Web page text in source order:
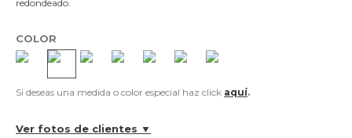
redondeado.
COLOR
Si deseas una medida o color especial haz click aquí.
Ver fotos de clientes ▼